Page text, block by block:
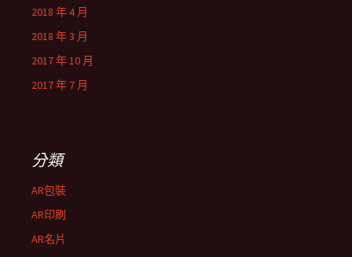
2018 年 4 月
2018 年 3 月
2017 年 10 月
2017 年 7 月
分類
AR包裝
AR印刷
AR名片